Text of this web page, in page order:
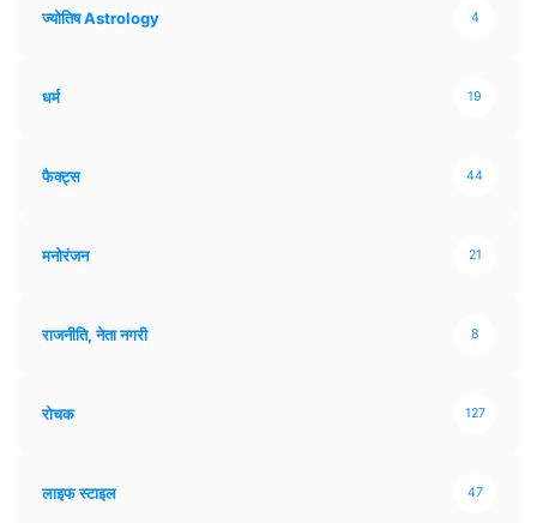
ज्योतिष Astrology 4
धर्म 19
फैक्ट्स 44
मनोरंजन 21
राजनीति, नेता नगरी 8
रोचक 127
लाइफ स्टाइल 47